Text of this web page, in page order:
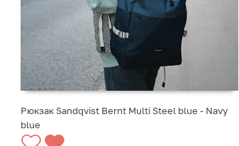
СООБЩИТЬ О ПОСТУПЛЕНИИ
Рюкзак Sandqvist Bernt Multi Steel blue - Navy
blue